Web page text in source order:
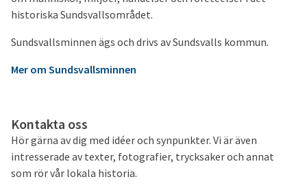
historiska Sundsvallsområdet.
Sundsvallsminnen ägs och drivs av Sundsvalls kommun.
Mer om Sundsvallsminnen
Kontakta oss
Hör gärna av dig med idéer och synpunkter. Vi är även
intresserade av texter, fotografier, trycksaker och annat
som rör vår lokala historia.